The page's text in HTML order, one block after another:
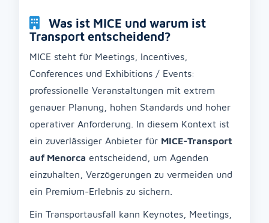
Was ist MICE und warum ist
Transport entscheidend?
MICE steht für Meetings, Incentives,
Conferences und Exhibitions / Events:
professionelle Veranstaltungen mit extrem
genauer Planung, hohen Standards und hoher
operativer Anforderung. In diesem Kontext ist
ein zuverlässiger Anbieter für MICE-Transport
auf Menorca entscheidend, um Agenden
einzuhalten, Verzögerungen zu vermeiden und
ein Premium-Erlebnis zu sichern.
Ein Transportausfall kann Keynotes, Meetings,